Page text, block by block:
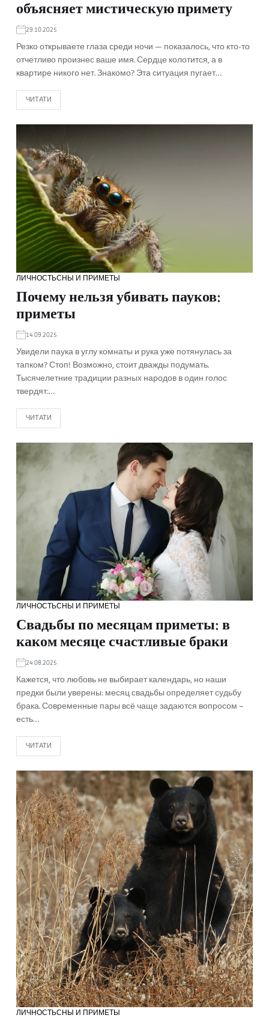
объясняет мистическую примету
29.10.2025
Резко открываете глаза среди ночи — показалось, что кто-то
отчетливо произнес ваше имя. Сердце колотится, а в
квартире никого нет. Знакомо? Эта ситуация пугает…
ЧИТАТИ
ЛИЧНОСТЬСНЫ И ПРИМЕТЫ
Почему нельзя убивать пауков:
приметы
14.09.2025
Увидели паука в углу комнаты и рука уже потянулась за
тапком? Стоп! Возможно, стоит дважды подумать.
Тысячелетние традиции разных народов в один голос
твердят:…
ЧИТАТИ
ЛИЧНОСТЬСНЫ И ПРИМЕТЫ
Свадьбы по месяцам приметы: в
каком месяце счастливые браки
24.08.2025
Кажется, что любовь не выбирает календарь, но наши
предки были уверены: месяц свадьбы определяет судьбу
брака. Современные пары всё чаще задаются вопросом –
есть…
ЧИТАТИ
ЛИЧНОСТЬСНЫ И ПРИМЕТЫ